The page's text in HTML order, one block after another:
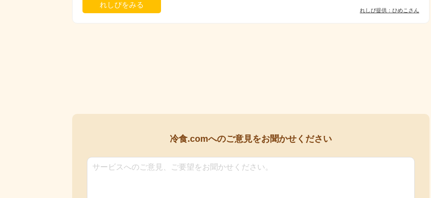
れしぴをみる
れしぴ提供：ひめこさん
冷食.comへのご意見をお聞かせください